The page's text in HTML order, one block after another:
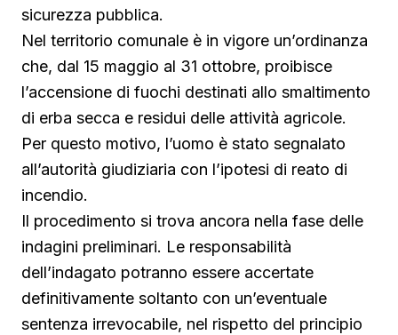
sicurezza pubblica.
Nel territorio comunale è in vigore un’ordinanza
che, dal 15 maggio al 31 ottobre, proibisce
l’accensione di fuochi destinati allo smaltimento
di erba secca e residui delle attività agricole.
Per questo motivo, l’uomo è stato segnalato
all’autorità giudiziaria con l’ipotesi di reato di
incendio.
Il procedimento si trova ancora nella fase delle
indagini preliminari. Le responsabilità
dell’indagato potranno essere accertate
definitivamente soltanto con un’eventuale
sentenza irrevocabile, nel rispetto del principio